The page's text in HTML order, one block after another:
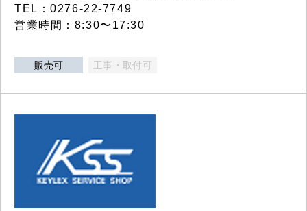
TEL：0276-22-7749
営業時間：8:30〜17:30
販売可 工事・取付可